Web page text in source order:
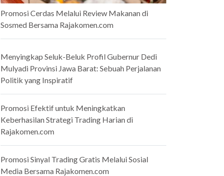
Promosi Cerdas Melalui Review Makanan di
Sosmed Bersama Rajakomen.com
Menyingkap Seluk-Beluk Profil Gubernur Dedi
Mulyadi Provinsi Jawa Barat: Sebuah Perjalanan
Politik yang Inspiratif
Promosi Efektif untuk Meningkatkan
Keberhasilan Strategi Trading Harian di
Rajakomen.com
Promosi Sinyal Trading Gratis Melalui Sosial
Media Bersama Rajakomen.com